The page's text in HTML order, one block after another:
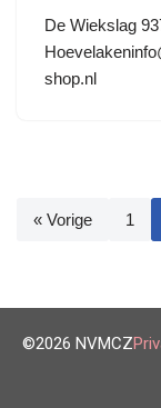
De Wiekslag
shop.nl
« Vorige 1
©2026 NVMCZ